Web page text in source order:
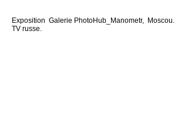
Exposition Galerie PhotoHub_Manometr, Moscou.
TV russe.